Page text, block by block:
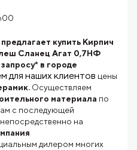
купить Кирпич
Сланец Агат 0,7НФ
в городе
для наших клиентов цены
Осуществляем
материала по
с последующей
на
дилером многих